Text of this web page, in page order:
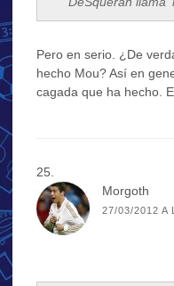
Pero en serio. ¿De
hecho Mou? Así en
cagada que ha hecho.
Morgoth
27/03/2012 A